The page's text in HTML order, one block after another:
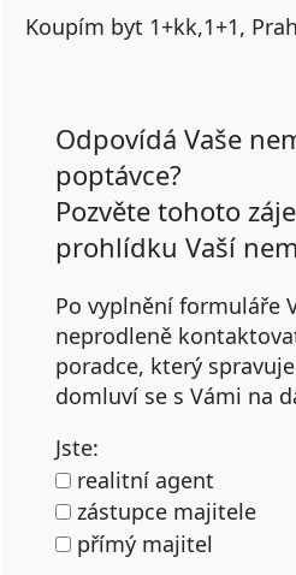
Koupím byt 1+kk,1+1,
Odpovídá Vaše
poptávce?
Pozvěte tohoto
prohlídku Vaší
Po vyplnění formuláře
neprodleně
poradce, který
domluví se s Vámi na
Jste:
realitní agent
zástupce majitele
přímý majitel